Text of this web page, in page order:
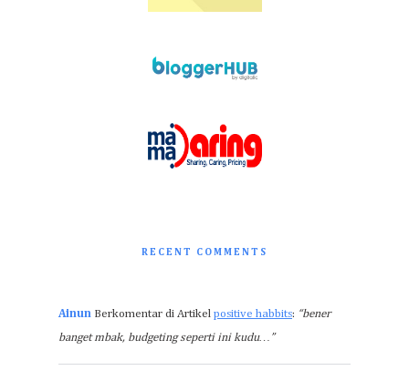
RECENT COMMENTS
Ainun Berkomentar di Artikel positive habbits: “bener
banget mbak, budgeting seperti ini kudu…”